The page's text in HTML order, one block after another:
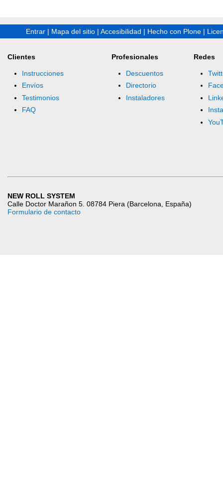
Entrar | Mapa del sitio | Accesibilidad | Hecho con Plone |
Clientes
Instrucciones
Envíos
Testimonios
FAQ
Profesionales
Descuentos
Directorio
Instaladores
Redes
NEW ROLL SYSTEM
Calle Doctor Marañon 5. 08784 Piera (Barcelona, España)
Formulario de contacto